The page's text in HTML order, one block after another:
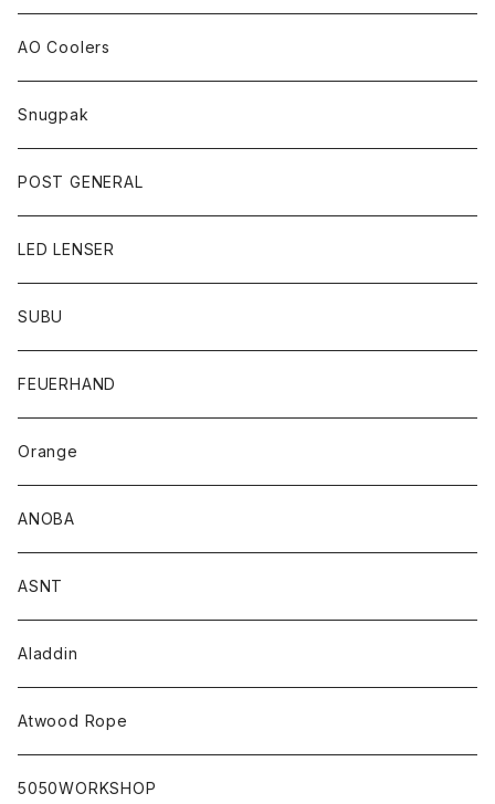
AO Coolers
Snugpak
POST GENERAL
LED LENSER
SUBU
FEUERHAND
Orange
ANOBA
ASNT
Aladdin
Atwood Rope
5050WORKSHOP